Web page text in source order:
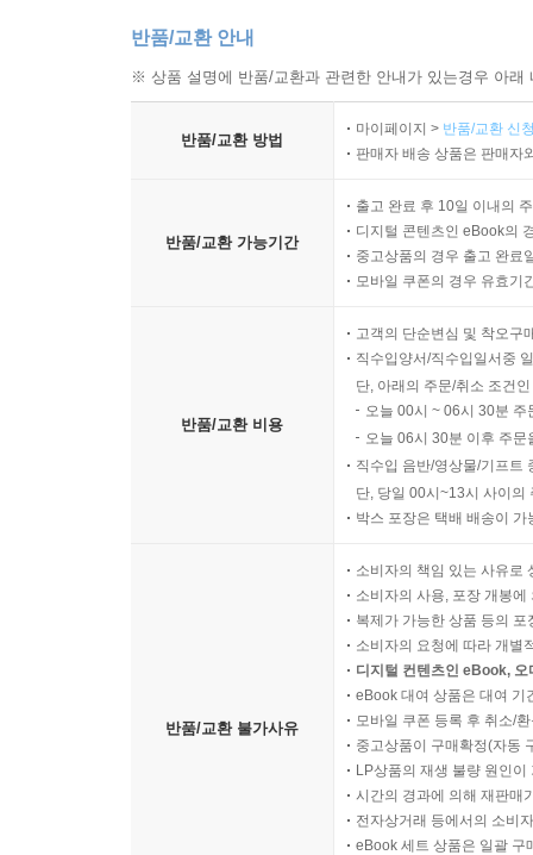
반품/교환 안내
※ 상품 설명에 반품/교환과 관련한 안내가 있는경우 아
반품/교환 방법
마이페이지 > 반품/교환 신
판매자 배송 상품은 판매자
반품/교환 가능기간
출고 완료 후 10일 이내의
디지털 콘텐츠인 eBook의
중고상품의 경우 출고 완료
모바일 쿠폰의 경우 유효기
반품/교환 비용
고객의 단순변심 및 착오구
직수입양서/직수입일서중
단, 아래의 주문/취소 조건
오늘 00시 ~ 06시 30분
오늘 06시 30분 이후 주
직수입 음반/영상물/기프트
단, 당일 00시~13시 사이의
박스 포장은 택배 배송이
반품/교환 불가사유
소비자의 책임 있는 사유로
소비자의 사용, 포장 개봉
복제가 가능한 상품 등의
소비자의 요청에 따라 개별
디지털 컨텐츠인 eBook,
eBook 대여 상품은 대여 기
모바일 쿠폰 등록 후 취소/
중고상품이 구매확정(자동
LP상품의 재생 불량 원인
시간의 경과에 의해 재판매
전자상거래 등에서의 소비
eBook 세트 상품은 일괄 구